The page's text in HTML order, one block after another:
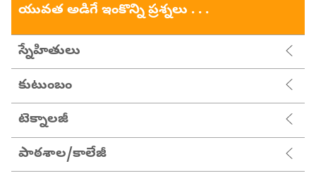
యువత అడిగే ఇంకొన్ని ప్రశ్నలు . . .
స్నేహితులు
కుటుంబం
టెక్నాలజీ
పాఠశాల/కాలేజీ